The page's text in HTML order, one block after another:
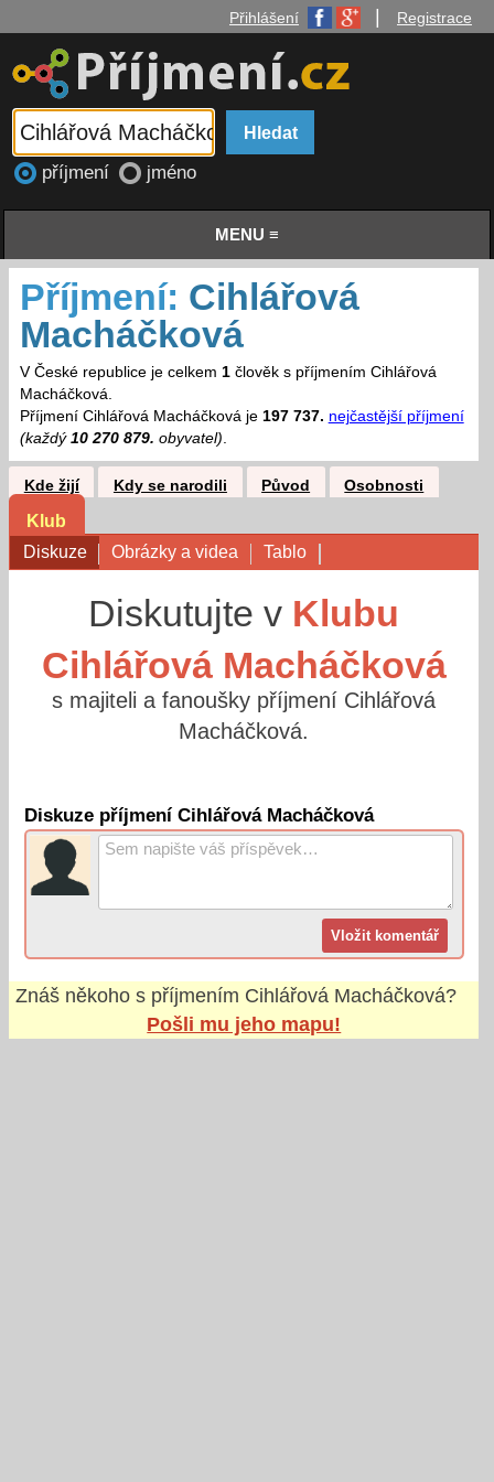
Přihlášení Registrace
příjmení jméno
MENU ≡
Příjmení: Cihlářová
Macháčková
V České republice je celkem 1člověk s příjmením Cihlářová
Macháčková.
Příjmení Cihlářová Macháčková je 197 737. nejčastější příjmení
(každý 10 270 879. obyvatel).
Kde žijí Kdy se narodili Původ Osobnosti
Klub
Diskuze
Obrázky a videa Tablo
Diskutujte v Klubu
Cihlářová Macháčková
s majiteli a fanoušky příjmení Cihlářová
Macháčková.
Diskuze příjmení Cihlářová Macháčková
Znáš někoho s příjmením Cihlářová Macháčková?
Pošli mu jeho mapu!